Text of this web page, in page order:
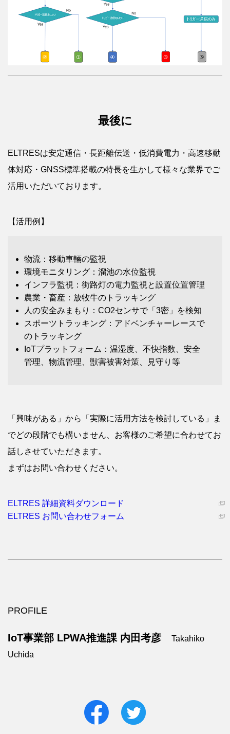
最後に
ELTRESは安定通信・長距離伝送・低消費電力・高速移動
体対応・GNSS標準搭載の特長を生かして様々な業界でご
活用いただいております。
【活用例】
物流：移動車輛の監視
環境モニタリング：溜池の水位監視
インフラ監視：街路灯の電力監視と設置位置管理
農業・畜産：放牧牛のトラッキング
人の安全みまもり：CO2センサで「3密」を検知
スポーツトラッキング：アドベンチャーレースで
のトラッキング
IoTプラットフォーム：温湿度、不快指数、安全
管理、物流管理、獣害被害対策、見守り等
「興味がある」から「実際に活用方法を検討している」ま
でどの段階でも構いません、お客様のご希望に合わせてお
話しさせていただきます。
まずはお問い合わせください。
ELTRES 詳細資料ダウンロード
ELTRES お問い合わせフォーム
PROFILE
IoT事業部 LPWA推進課 内田考彦
Takahiko
Uchida